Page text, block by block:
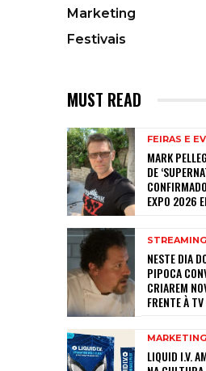
Marketing
Festivais
MUST READ
FEIRAS E
MARK
DE
EXPO 2026
STREAMING
NESTE DIA
PIPOCA
CRIAREM
FRENTE À TV
MARKETING
LIQUID I.V.